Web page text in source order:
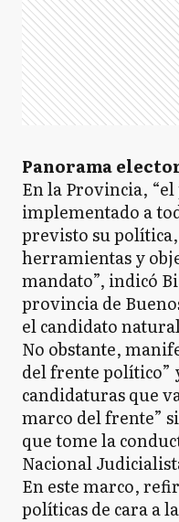
Panorama
En la Provincia,
implementado a
previsto su
herramientas y
mandato”, indicó
provincia de
el candidato
No obstante,
del frente político”
candidaturas que
marco del frente”
que tome la
Nacional
En este marco,
políticas de cara a